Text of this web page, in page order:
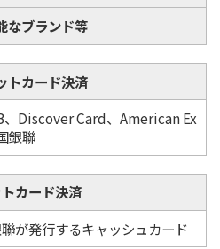
なブランド等
トカード決済
Discover Card、American Ex
銀聯
カード決済
が発行するキャッシュカード